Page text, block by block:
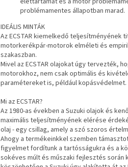
problémamentes állapotban marad.
IDEÁLIS MINTÁK
Az ECSTAR kiemelkedő teljesítményének
motorkerékpár-motorok elméleti és
szakaszban.
Mivel az ECSTAR olajokat úgy tervezték,
motorokhoz, nem csak optimális és
paramétereket is, például kopásvédelmet.
Mi az ECSTAR?
Az 1980-as években a Suzuki olajok és
maximális teljesítményének elérése
olaj - egy csillag, amely a szó szoros
Ahogy a termékeinkkel szemben
figyelmet fordítunk a tartósságukra és a
sokéves múlt és műszaki fejlesztés